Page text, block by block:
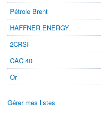
Pétrole Brent
HAFFNER ENERGY
2CRSI
CAC 40
Or
Gérer mes listes